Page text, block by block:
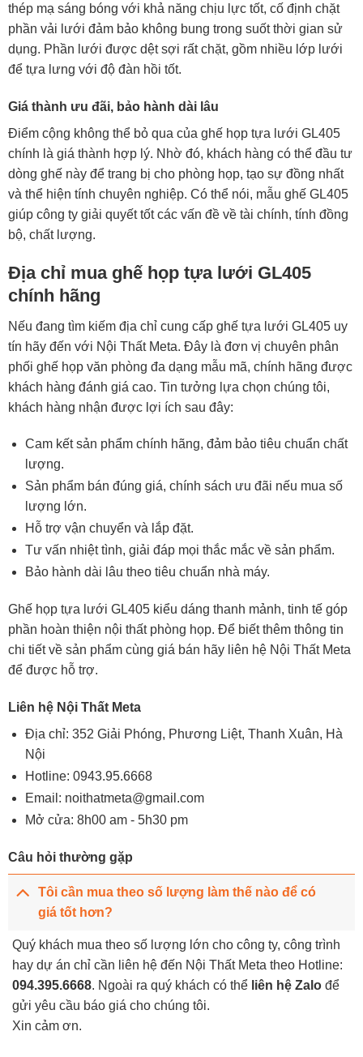
thép mạ sáng bóng với khả năng chịu lực tốt, cố định chặt
phần vải lưới đảm bảo không bung trong suốt thời gian sử
dụng. Phần lưới được dệt sợi rất chặt, gồm nhiều lớp lưới
để tựa lưng với độ đàn hồi tốt.
Giá thành ưu đãi, bảo hành dài lâu
Điểm cộng không thể bỏ qua của ghế họp tựa lưới GL405
chính là giá thành hợp lý. Nhờ đó, khách hàng có thể đầu tư
dòng ghế này để trang bị cho phòng họp, tạo sự đồng nhất
và thể hiện tính chuyên nghiệp. Có thể nói, mẫu ghế GL405
giúp công ty giải quyết tốt các vấn đề về tài chính, tính đồng
bộ, chất lượng.
Địa chỉ mua ghế họp tựa lưới GL405
chính hãng
Nếu đang tìm kiếm địa chỉ cung cấp ghế tựa lưới GL405 uy
tín hãy đến với Nội Thất Meta. Đây là đơn vị chuyên phân
phối ghế họp văn phòng đa dạng mẫu mã, chính hãng được
khách hàng đánh giá cao. Tin tưởng lựa chọn chúng tôi,
khách hàng nhận được lợi ích sau đây:
Cam kết sản phẩm chính hãng, đảm bảo tiêu chuẩn chất
lượng.
Sản phẩm bán đúng giá, chính sách ưu đãi nếu mua số
lượng lớn.
Hỗ trợ vận chuyển và lắp đặt.
Tư vấn nhiệt tình, giải đáp mọi thắc mắc về sản phẩm.
Bảo hành dài lâu theo tiêu chuẩn nhà máy.
Ghế họp tựa lưới GL405 kiểu dáng thanh mảnh, tinh tế góp
phần hoàn thiện nội thất phòng họp. Để biết thêm thông tin
chi tiết về sản phẩm cùng giá bán hãy liên hệ Nội Thất Meta
để được hỗ trợ.
Liên hệ Nội Thất Meta
Địa chỉ: 352 Giải Phóng, Phương Liệt, Thanh Xuân, Hà
Nội
Hotline: 0943.95.6668
Email: noithatmeta@gmail.com
Mở cửa: 8h00 am - 5h30 pm
Câu hỏi thường gặp
Tôi cần mua theo số lượng làm thế nào để có
giá tốt hơn?
Quý khách mua theo số lượng lớn cho công ty, công trình
hay dự án chỉ cần liên hệ đến Nội Thất Meta theo Hotline:
094.395.6668. Ngoài ra quý khách có thể liên hệ Zalo để
gửi yêu cầu báo giá cho chúng tôi.
Xin cảm ơn.